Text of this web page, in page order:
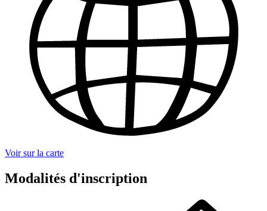
Voir sur la carte
Modalités d'inscription